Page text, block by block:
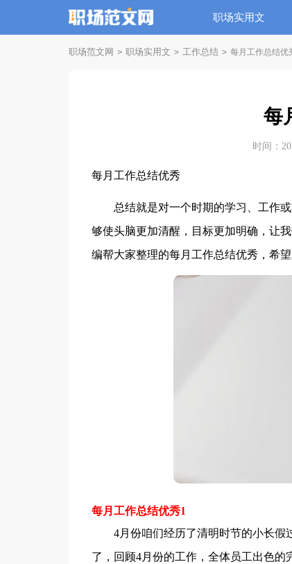
职场实用文
职场范文网 > 职场实用文 > 工作总结 > 每月工作总结优
每
时间：
每月工作总结优秀
总结就是对一个时期的学习、工作或
够使头脑更加清醒，目标更加明确，让
编帮大家整理的每月工作总结优秀，希望
每月工作总结优秀1
4月份咱们经历了清明时节的小长假
了，回顾4月份的工作，全体员工出色